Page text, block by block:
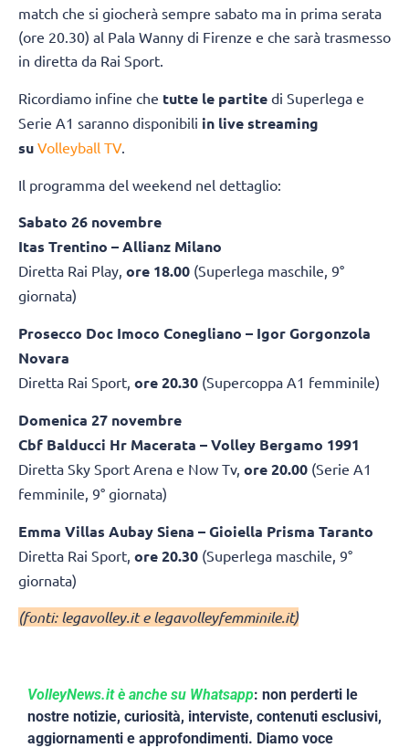
match che si giocherà sempre sabato ma in prima serata
(ore 20.30) al Pala Wanny di Firenze e che sarà trasmesso
in diretta da Rai Sport.
Ricordiamo infine che tutte le partite di Superlega e
Serie A1 saranno disponibili in live streaming
su Volleyball TV.
Il programma del weekend nel dettaglio:
Sabato 26 novembre
Itas Trentino – Allianz Milano
Diretta Rai Play, ore 18.00 (Superlega maschile, 9°
giornata)
Prosecco Doc Imoco Conegliano – Igor Gorgonzola
Novara
Diretta Rai Sport, ore 20.30 (Supercoppa A1 femminile)
Domenica 27 novembre
Cbf Balducci Hr Macerata – Volley Bergamo 1991
Diretta Sky Sport Arena e Now Tv, ore 20.00 (Serie A1
femminile, 9° giornata)
Emma Villas Aubay Siena – Gioiella Prisma Taranto
Diretta Rai Sport, ore 20.30 (Superlega maschile, 9°
giornata)
(fonti: legavolley.it e legavolleyfemminile.it)
VolleyNews.it è anche su Whatsapp: non perderti le
nostre notizie, curiosità, interviste, contenuti esclusivi,
aggiornamenti e approfondimenti. Diamo voce